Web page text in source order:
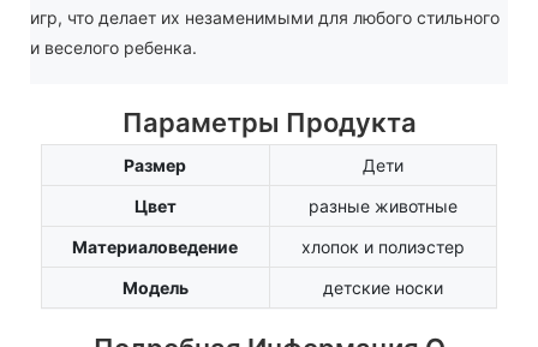
игр, что делает их незаменимыми для любого стильного
и веселого ребенка.
Параметры Продукта
Размер
Дети
Цвет
разные животные
Материаловедение
хлопок и полиэстер
Модель
детские носки